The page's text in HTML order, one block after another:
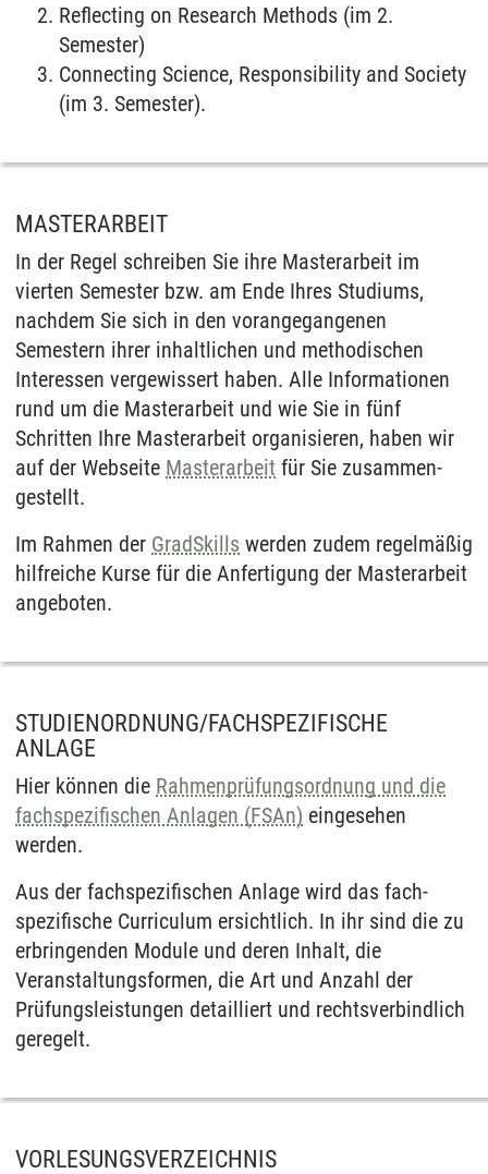
Reflecting on Research Methods (im 2.
Semester)
Connecting Science, Responsibility and Society
(im 3. Semester).
MASTERARBEIT
In der Regel schreiben Sie ihre Master­arbeit im
vierten Semester bzw. am Ende Ihres Studiums,
nach­dem Sie sich in den voran­gegangenen
Semestern ihrer inhalt­lichen und methodischen
Interessen ver­gewissert haben. Alle Informationen
rund um die Master­arbeit und wie Sie in fünf
Schritten Ihre Master­arbeit organisieren, haben wir
auf der Webseite Master­arbeit für Sie zusammen­
gestellt.
Im Rahmen der GradSkills werden zudem regel­mäßig
hilfreiche Kurse für die An­fertigung der Master­arbeit
angeboten.
STUDIENORDNUNG/FACHSPEZIFISCHE
ANLAGE
Hier können die Rahmen­prüfungs­ordnung und die
fach­spezifischen Anlagen (FSAn) eingesehen
werden.
Aus der fach­spezifischen Anlage wird das fach­
spezifische Curriculum ersichtlich. In ihr sind die zu
erbringenden Module und deren Inhalt, die
Veranstaltungs­formen, die Art und Anzahl der
Prüfungs­leistungen detailliert und rechts­verbindlich
geregelt.
VORLESUNGSVERZEICHNIS